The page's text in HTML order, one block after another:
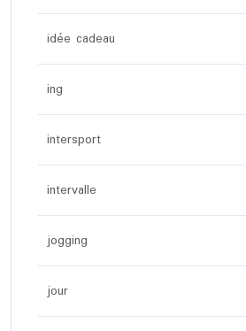
idée cadeau
ing
intersport
intervalle
jogging
jour